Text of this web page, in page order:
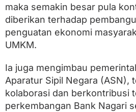
maka semakin besar pula
diberikan terhadap
penguatan ekonomi
UMKM.
Ia juga mengimbau
Aparatur Sipil Negara (ASN),
kolaborasi dan berkontribusi
perkembangan Bank Nagari